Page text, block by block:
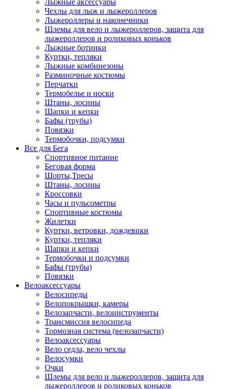
Лыжные аксессуары
Чехлы для лыж и лыжероллеров
Лыжероллеры и наконечники
Шлемы для вело и лыжероллеров, защита для
лыжероллеров и роликовых коньков
Лыжные ботинки
Куртки, тепляки
Лыжные комбинезоны
Разминочные костюмы
Перчатки
Термобелье и носки
Штаны, лосины
Шапки и кепки
Бафы (трубы)
Повязки
Термобочки, подсумки
Все для Бега
Спортивное питание
Беговая форма
Шорты,Тресы
Штаны, лосины
Кроссовки
Часы и пульсометры
Спортивные костюмы
Жилетки
Куртки, ветровки, дождевики
Куртки, тепляки
Шапки и кепки
Термобочки и подсумки
Бафы (трубы)
Повязки
Велоаксессуары
Велосипеды
Велопокрышки, камеры
Велозапчасти, велоинструменты
Трансмиссия велосипеда
Тормозная система (велозапчасти)
Велоаксессуары
Вело седла, вело чехлы
Велосумки
Очки
Шлемы для вело и лыжероллеров, защита для
лыжероллеров и роликовых коньков